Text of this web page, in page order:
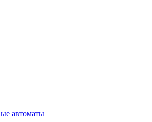
автоматы